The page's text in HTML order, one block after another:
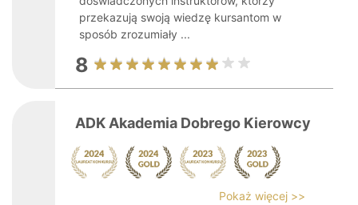
przekazują swoją wiedzę kursantom w
sposób zrozumiały ...
8
ADK Akademia Dobrego Kierowcy
Pokaż więcej >>